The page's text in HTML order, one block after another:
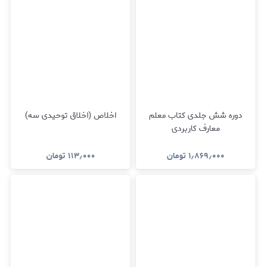
دوره شش جلدی کتاب معلم
معارف کاربردی
۱٫۸۶۹٫۰۰۰ تومان
اخلاص (اخلاق توحیدی سه)
۱۱۳٫۰۰۰ تومان